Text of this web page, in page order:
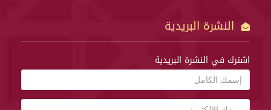
النشرة البريدية
اشترك في النشرة البريدية